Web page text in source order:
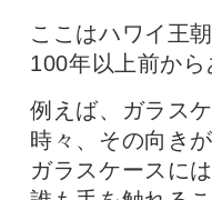
ここはハワイ王
100年以上前か
例えば、ガラス
時々、その向き
ガラスケースに